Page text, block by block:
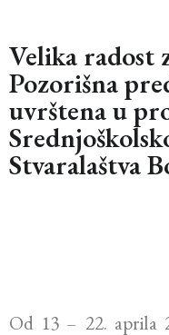
Velika radost
Pozorišna
uvrštena u
Stvaralaštva
Od 13 – 22. aprila